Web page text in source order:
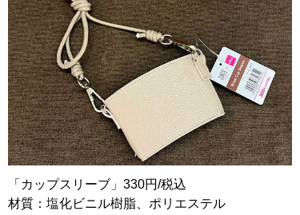
「カップスリーブ」330円/税込
材質：塩化ビニル樹脂、ポリエステル